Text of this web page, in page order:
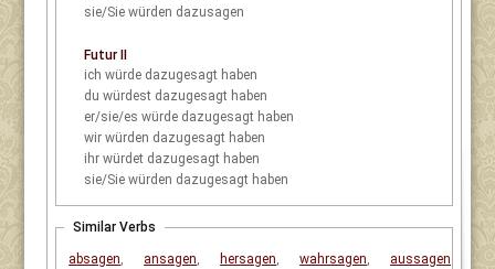
sie/Sie würden dazusagen
Futur II
ich
würde dazugesagt haben
du
würdest dazugesagt haben
er/sie/es
würde dazugesagt haben
wir
würden dazugesagt haben
ihr
würdet dazugesagt haben
sie/Sie
würden dazugesagt haben
Similar Verbs
absagen, ansagen, hersagen, wahrsagen, aussagen